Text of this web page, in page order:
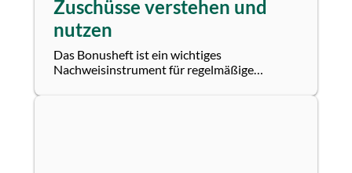
Zuschüsse verstehen und
nutzen
Das Bonusheft ist ein wichtiges
Nachweisinstrument für regelmäßige